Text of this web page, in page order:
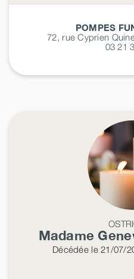
POMPES
72, rue Cyprien
03 21
Madame
Décédéele 21/07/